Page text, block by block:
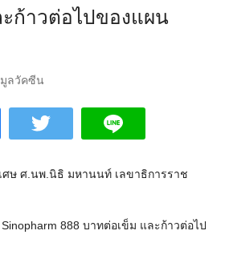
ก้าวต่อไปของแผน
ลวัคซีน
ษ ศ.นพ.นิธิ มหานนท์ เลขาธิการราช
888 บาทต่อเข็ม และก้าวต่อไป